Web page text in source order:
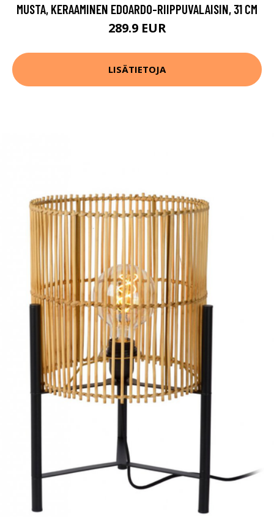
MUSTA, KERAAMINEN EDOARDO-RIIPPUVALAISIN, 31 CM
289.9 EUR
LISÄTIETOJA